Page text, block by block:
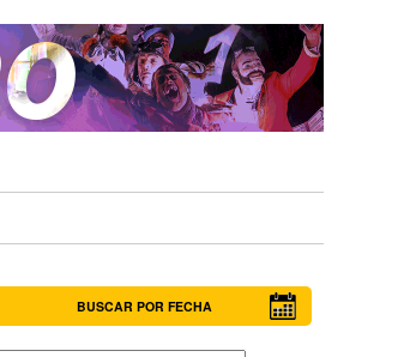
BUSCAR POR FECHA